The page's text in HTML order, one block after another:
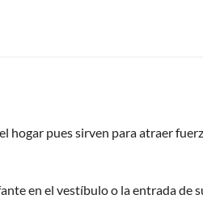
hogar pues sirven para atraer
en el vestíbulo o la entrada de